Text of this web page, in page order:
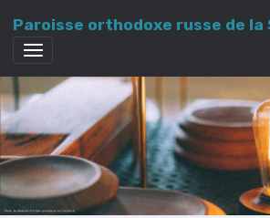
Paroisse orthodoxe russe de